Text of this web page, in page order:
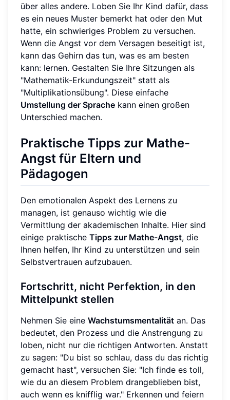
über alles andere. Loben Sie Ihr Kind dafür, dass
es ein neues Muster bemerkt hat oder den Mut
hatte, ein schwieriges Problem zu versuchen.
Wenn die Angst vor dem Versagen beseitigt ist,
kann das Gehirn das tun, was es am besten
kann: lernen. Gestalten Sie Ihre Sitzungen als
"Mathematik-Erkundungszeit" statt als
"Multiplikationsübung". Diese einfache
Umstellung der Sprache kann einen großen
Unterschied machen.
Praktische Tipps zur Mathe-
Angst für Eltern und
Pädagogen
Den emotionalen Aspekt des Lernens zu
managen, ist genauso wichtig wie die
Vermittlung der akademischen Inhalte. Hier sind
einige praktische Tipps zur Mathe-Angst, die
Ihnen helfen, Ihr Kind zu unterstützen und sein
Selbstvertrauen aufzubauen.
Fortschritt, nicht Perfektion, in den
Mittelpunkt stellen
Nehmen Sie eine Wachstumsmentalität an. Das
bedeutet, den Prozess und die Anstrengung zu
loben, nicht nur die richtigen Antworten. Anstatt
zu sagen: "Du bist so schlau, dass du das richtig
gemacht hast", versuchen Sie: "Ich finde es toll,
wie du an diesem Problem drangeblieben bist,
auch wenn es knifflig war." Erkennen und feiern